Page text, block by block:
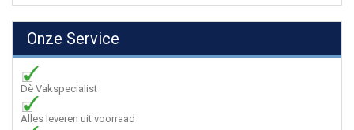
Onze Service
Dè Vakspecialist
Alles leveren uit voorraad